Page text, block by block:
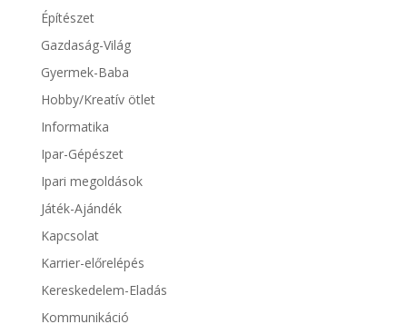
Építészet
Gazdaság-Világ
Gyermek-Baba
Hobby/Kreatív ötlet
Informatika
Ipar-Gépészet
Ipari megoldások
Játék-Ajándék
Kapcsolat
Karrier-előrelépés
Kereskedelem-Eladás
Kommunikáció